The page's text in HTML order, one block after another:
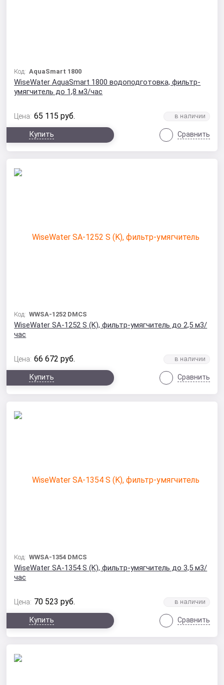
Код:AquaSmart 1800
WiseWater AquaSmart 1800 водоподготовка, фильтр-
умягчитель до 1,8 м3/час
Цена: 65 115 руб.
Купить Сравнить
Код:WWSA-1252 DMCS
WiseWater SA-1252 S (K), фильтр-умягчитель до 2,5 м3/
час
Цена: 66 672 руб.
Купить Сравнить
Код:WWSA-1354 DMCS
WiseWater SA-1354 S (K), фильтр-умягчитель до 3,5 м3/
час
Цена: 70 523 руб.
Купить Сравнить